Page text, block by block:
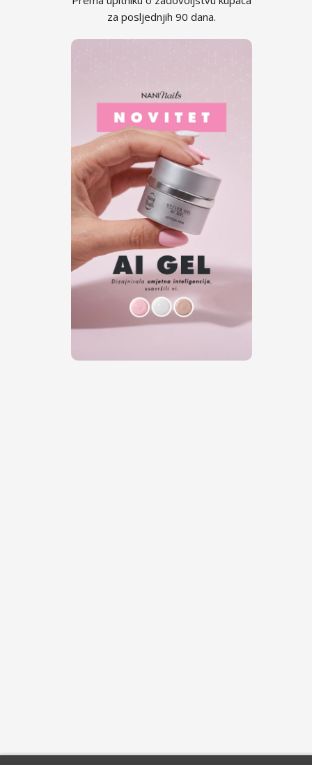
Kolekcija Romantic Sunset
Kolekcija Pure Beauty
Kolekcija Cupcake
Kolekcija Time to Warm Up
Kolekcija Let It Snow!
Kolekcija Heartbeat
Kolekcija Princess
za posljednjih 90 dana.